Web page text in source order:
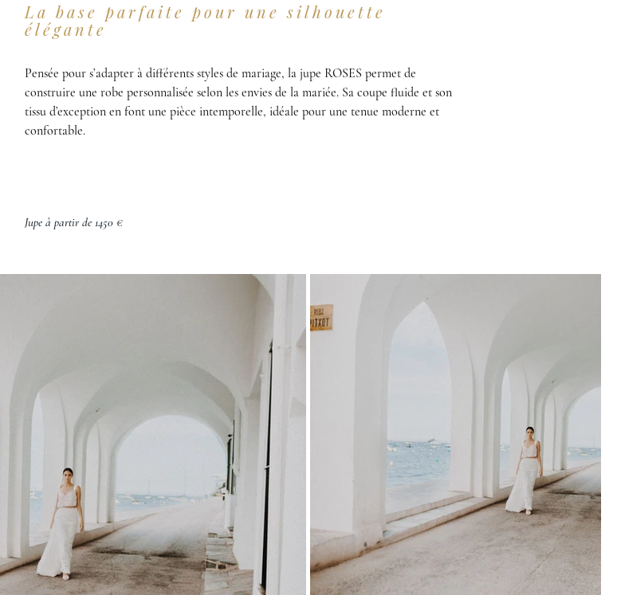
La base parfaite pour une silhouette
élégante
Pensée pour s’adapter à différents styles de mariage, la jupe ROSES permet de
construire une robe personnalisée selon les envies de la mariée. Sa coupe fluide et son
tissu d’exception en font une pièce intemporelle, idéale pour une tenue moderne et
confortable.
Jupe à partir de 1450 €